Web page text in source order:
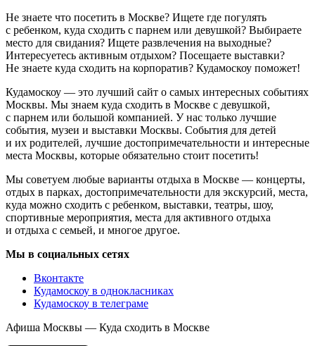
Не знаете что посетить в Москве? Ищете где погулять
с ребенком, куда сходить с парнем или девушкой? Выбираете
место для свидания? Ищете развлечения на выходные?
Интересуетесь активным отдыхом? Посещаете выставки?
Не знаете куда сходить на корпоратив? Кудамоскоу поможет!
Кудамоскоу — это лучший сайт о самых интересных событиях
Москвы. Мы знаем куда сходить в Москве с девушкой,
с парнем или большой компанией. У нас только лучшие
события, музеи и выставки Москвы. События для детей
и их родителей, лучшие достопримечательности и интересные
места Москвы, которые обязательно стоит посетить!
Мы советуем любые варианты отдыха в Москве — концерты,
отдых в парках, достопримечательности для экскурсий, места,
куда можно сходить с ребенком, выставки, театры, шоу,
спортивные мероприятия, места для активного отдыха
и отдыха с семьей, и многое другое.
Мы в социальных сетях
Вконтакте
Кудамоскоу в однокласниках
Кудамоскоу в телеграме
Афиша Москвы — Куда сходить в Москве